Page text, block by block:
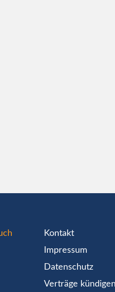
Kontakt
Impressum
Datenschutz
Verträge kündigen